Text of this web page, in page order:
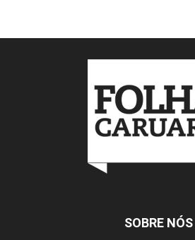
SOBRE NÓS